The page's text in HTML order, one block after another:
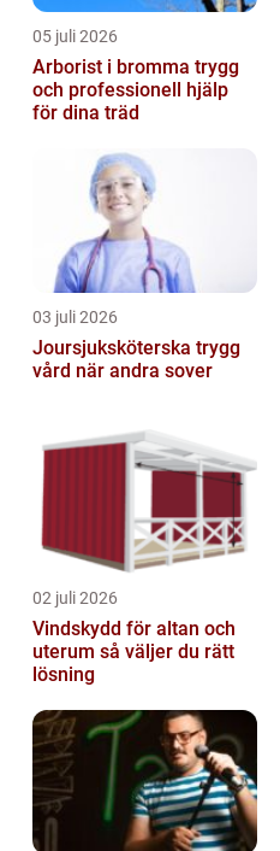
05 juli 2026
Arborist i bromma trygg
och professionell hjälp
för dina träd
03 juli 2026
Joursjuksköterska trygg
vård när andra sover
02 juli 2026
Vindskydd för altan och
uterum så väljer du rätt
lösning